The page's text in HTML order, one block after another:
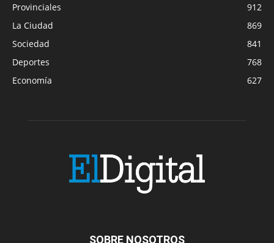
Provinciales
912
La Ciudad
869
Sociedad
841
Deportes
768
Economía
627
SOBRE NOSOTROS